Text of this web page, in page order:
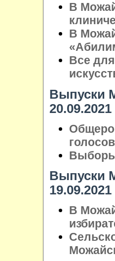
В
В
Все
Выпуски
20.09.2021
Выборы
Выпуски
19.09.2021
В